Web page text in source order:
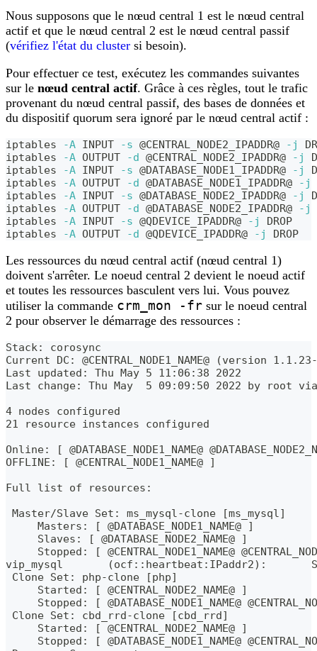
Nous supposons que le nœud central 1 est le nœud central
actif et que le nœud central 2 est le nœud central passif
(vérifiez l'état du cluster si besoin).
Pour effectuer ce test, exécutez les commandes suivantes
sur le nœud central actif. Grâce à ces règles, tout le trafic
provenant du nœud central passif, des bases de données et
du dispositif quorum sera ignoré par le nœud central actif :
iptables -A INPUT -s @CENTRAL_NODE2_IPADDR@ -j
iptables
-A OUTPUT -d @CENTRAL_NODE2_IPADDR@ -j
iptables
-A INPUT -s @DATABASE_NODE1_IPADDR@ -j
iptables
-A OUTPUT -d @DATABASE_NODE1_IPADDR@ -j
iptables
-A INPUT -s @DATABASE_NODE2_IPADDR@ -j
iptables
-A OUTPUT -d @DATABASE_NODE2_IPADDR@ -j
iptables
-A INPUT -s @QDEVICE_IPADDR@ -j
DROP
iptables
-A OUTPUT -d @QDEVICE_IPADDR@ -j DROP
Les ressources du nœud central actif (nœud central 1)
doivent s'arrêter. Le noeud central 2 devient le noeud actif
et toutes les ressources basculent vers lui. Vous pouvez
utiliser la commande crm_mon -fr sur le noeud central
2 pour observer le démarrage des ressources :
Stack: corosync
Current DC: @CENTRAL_NODE1_NAME@ (version
Last updated: Thu May 5 11:06:38 2022
Last change: Thu May  5 09:09:50 2022 by root via
4 nodes configured
21 resource instances configured
Online: [ @DATABASE_NODE1_NAME@
OFFLINE: [ @CENTRAL_NODE1_NAME@ ]
Full list of resources:
Master/Slave Set: ms_mysql-clone [ms_mysql]
     Masters: [ @DATABASE_NODE1_NAME@ ]
     Slaves: [ @DATABASE_NODE2_NAME@ ]
Stopped: [ @CENTRAL_NODE1_NAME@
vip_mysql       (ocf::heartbeat:IPaddr2):       Started
Clone Set: php-clone [php]
     Started: [ @CENTRAL_NODE2_NAME@ ]
Stopped: [ @DATABASE_NODE1_NAME@
Clone Set: cbd_rrd-clone [cbd_rrd]
     Started: [ @CENTRAL_NODE2_NAME@ ]
Stopped: [ @DATABASE_NODE1_NAME@